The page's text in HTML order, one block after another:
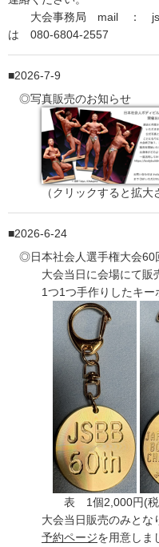
大会事務局 mail ：
は 080-6804-2557
2026-7-9
◎写真販売のお知らせ
（クリックすると拡大さ
2026-6-24
◎日本社会人選手権大会60
大会当日に会場にて販売
1つ1つ手作りしたキーホ
表 1個2,000円(税
大会当日販売のみとなり
予約ページを用意しま